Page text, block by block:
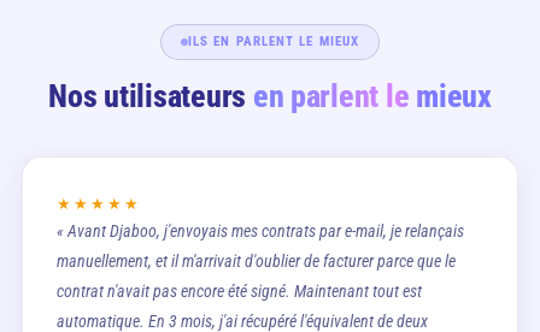
ILS EN PARLENT LE MIEUX
Nos utilisateurs en parlent le mieux
★★★★★
« Avant Djaboo, j'envoyais mes contrats par e-mail, je relançais
manuellement, et il m'arrivait d'oublier de facturer parce que le
contrat n'avait pas encore été signé. Maintenant tout est
automatique. En 3 mois, j'ai récupéré l'équivalent de deux